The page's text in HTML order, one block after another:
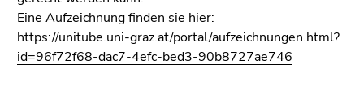
Eine Aufzeichnung finden sie hier:
https://unitube.uni-graz.at/portal/aufzeichnungen.html?
id=96f72f68-dac7-4efc-bed3-90b8727ae746